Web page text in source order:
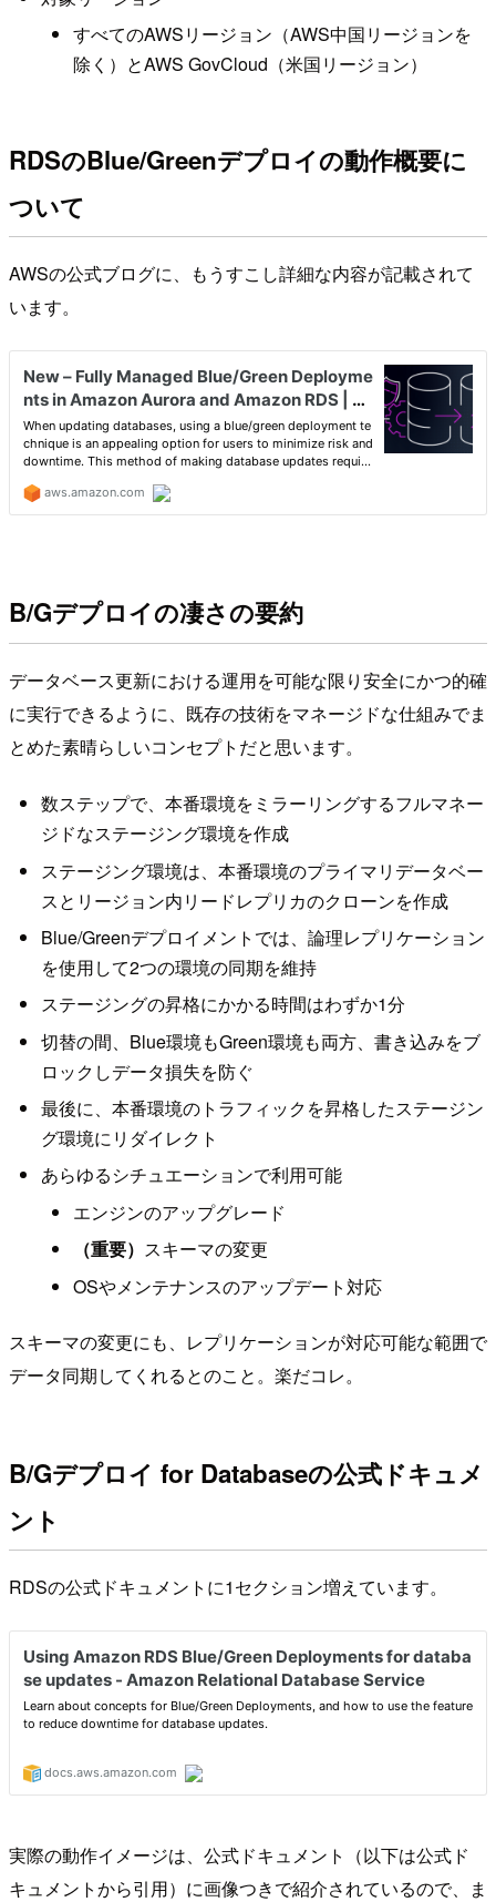
すべてのAWSリージョン（AWS中国リージョンを
除く）とAWS GovCloud（米国リージョン）
RDSのBlue/Greenデプロイの動作概要に
ついて
AWSの公式ブログに、もうすこし詳細な内容が記載されて
います。
B/Gデプロイの凄さの要約
データベース更新における運用を可能な限り安全にかつ的確
に実行できるように、既存の技術をマネージドな仕組みでま
とめた素晴らしいコンセプトだと思います。
数ステップで、本番環境をミラーリングするフルマネー
ジドなステージング環境を作成
ステージング環境は、本番環境のプライマリデータベー
スとリージョン内リードレプリカのクローンを作成
Blue/Greenデプロイメントでは、論理レプリケーション
を使用して2つの環境の同期を維持
ステージングの昇格にかかる時間はわずか1分
切替の間、Blue環境もGreen環境も両方、書き込みをブ
ロックしデータ損失を防ぐ
最後に、本番環境のトラフィックを昇格したステージン
グ環境にリダイレクト
あらゆるシチュエーションで利用可能
エンジンのアップグレード
（重要） スキーマの変更
OSやメンテナンスのアップデート対応
スキーマの変更にも、レプリケーションが対応可能な範囲で
データ同期してくれるとのこと。楽だコレ。
B/Gデプロイ for Databaseの公式ドキュメ
ント
RDSの公式ドキュメントに1セクション増えています。
実際の動作イメージは、公式ドキュメント（以下は公式ド
キュメントから引用）に画像つきで紹介されているので、ま